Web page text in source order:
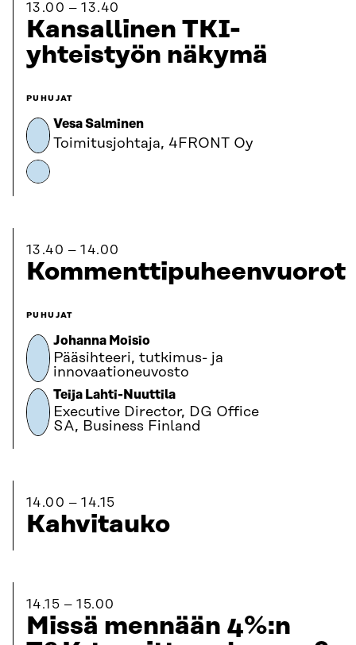
13.00 13.40
Kansallinen TKI-
yhteistyön näkymä
PUHUJAT
Vesa Salminen
Toimitusjohtaja, 4FRONT Oy
13.40 14.00
Kommenttipuheenvuorot
PUHUJAT
Johanna Moisio
Pääsihteeri, tutkimus- ja
innovaationeuvosto
Teija Lahti-Nuuttila
Executive Director, DG Office
SA, Business Finland
14.00 14.15
Kahvitauko
14.15 15.00
Missä mennään 4%:n